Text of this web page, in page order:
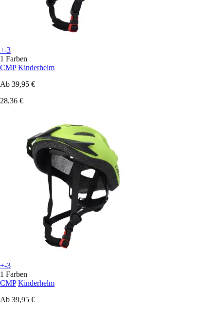
+-3
1 Farben
CMP Kinderhelm
Ab 39,95 €
28,36 €
+-3
1 Farben
CMP Kinderhelm
Ab 39,95 €